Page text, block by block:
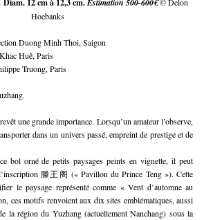
Diam. 12 cm à 12,3 cm.Estimation 500-600€
Hoebanks
Duong Minh Thoi, Saigon
Huê, Paris
Truong, Paris
une grande importance. Lorsqu’un amateur l’observe,
dans un univers passé, empreint de prestige et de
bol orné de petits paysages peints en vignette, il peut
滕王阁 (« Pavillon du Prince Teng »). Cette
le paysage représenté comme « Vent d’automne au
ces motifs renvoient aux dix sites emblématiques, aussi
la région du Yuzhang (actuellement Nanchang) sous la